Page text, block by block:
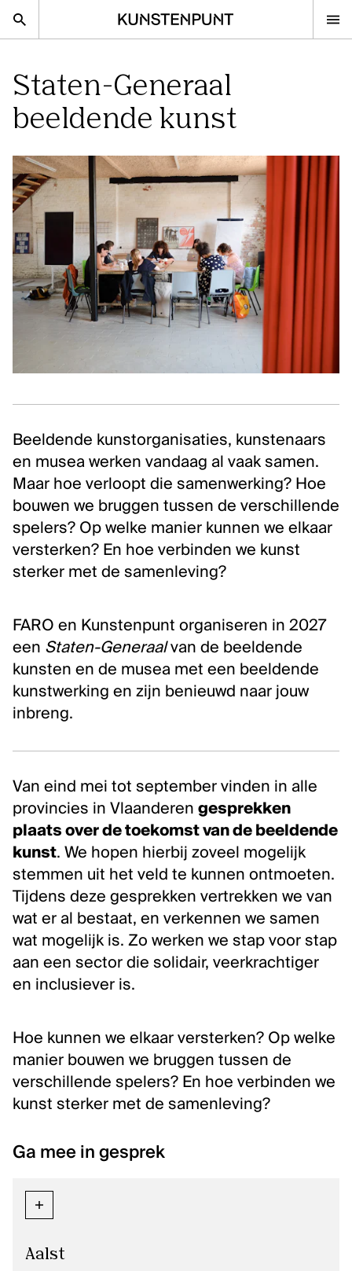
Calls
Agenda
Onderzoek
Stel ons je vraag
DISCIPLINES
ONTDEK
Evenementen
Kunstendatabank
Bibliotheek en collecties
Publicaties
Videozone
OVER KUNSTENPUNT
Over Kunstenpunt
Nieuws
Inclusie, zorg en duurzaamheid
VOLG KUNSTENPUNT
Nieuwsbrief Kunstenpunt
Instagram
Linkedin
Facebook
Vimeo
Staten-Generaal
beeldende kunst
Beeldende kunstorganisaties, kunstenaars
en musea werken vandaag al vaak samen.
Maar hoe verloopt die samenwerking? Hoe
bouwen we bruggen tussen de verschillende
spelers? Op welke manier kunnen we elkaar
versterken? En hoe verbinden we kunst
sterker met de samenleving?
FARO en Kunstenpunt organiseren in 2027
een Staten-Generaalvan de beeldende
kunsten en de musea met een beeldende
kunstwerking en zijn benieuwd naar jouw
inbreng.
Van eind mei tot september vinden in alle
provincies in Vlaanderen gesprekken
plaats over de toekomst van de beeldende
kunst. We hopen hierbij zoveel mogelijk
stemmen uit het veld te kunnen ontmoeten.
Tijdens deze gesprekken vertrekken we van
wat er al bestaat, en verkennen we samen
wat mogelijk is. Zo werken we stap voor stap
aan een sector die solidair, veerkrachtiger
en inclusiever is.
Hoe kunnen we elkaar versterken? Op welke
manier bouwen we bruggen tussen de
verschillende spelers? En hoe verbinden we
kunst sterker met de samenleving?
Ga mee in gesprek
Aalst